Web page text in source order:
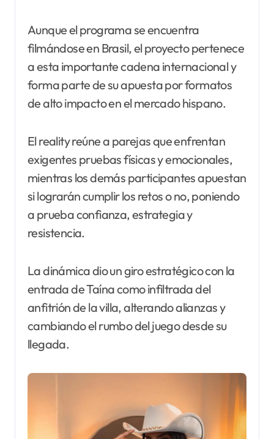
Aunque el programa se encuentra
filmándose en Brasil, el proyecto pertenece
a esta importante cadena internacional y
forma parte de su apuesta por formatos
de alto impacto en el mercado hispano.
El reality reúne a parejas que enfrentan
exigentes pruebas físicas y emocionales,
mientras los demás participantes apuestan
si lograrán cumplir los retos o no, poniendo
a prueba confianza, estrategia y
resistencia.
La dinámica dio un giro estratégico con la
entrada de Taína como infiltrada del
anfitrión de la villa, alterando alianzas y
cambiando el rumbo del juego desde su
llegada.